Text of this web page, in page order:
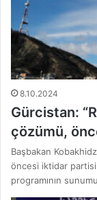
8.10.2024
Gürcistan:
çözümü,
Başbakan
öncesi iktidar partisi
programının